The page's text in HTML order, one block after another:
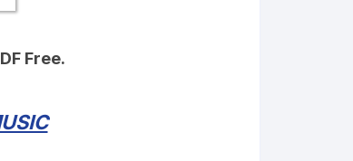
Free.